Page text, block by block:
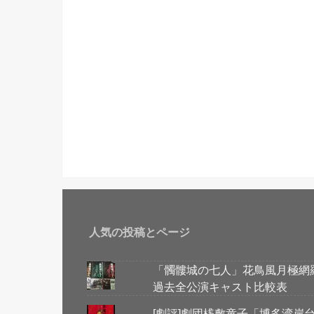
人気の投稿とページ
「髑髏城の七人」花鳥風月極網
過去全公演キャスト比較表